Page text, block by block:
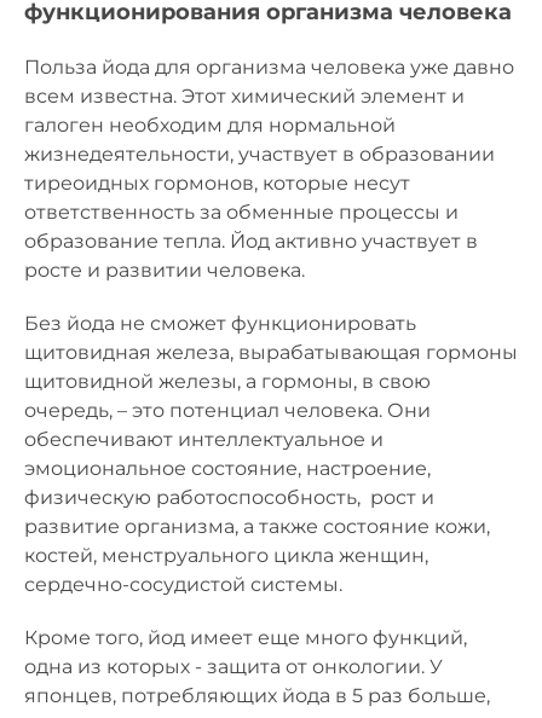
функционирования организма человека
Польза йода для организма человека уже давно
всем известна. Этот химический элемент и
галоген необходим для нормальной
жизнедеятельности, участвует в образовании
тиреоидных гормонов, которые несут
ответственность за обменные процессы и
образование тепла. Йод активно участвует в
росте и развитии человека.
Без йода не сможет функционировать
щитовидная железа, вырабатывающая гормоны
щитовидной железы, а гормоны, в свою
очередь, – это потенциал человека. Они
обеспечивают интеллектуальное и
эмоциональное состояние, настроение,
физическую работоспособность, рост и
развитие организма, а также состояние кожи,
костей, менструального цикла женщин,
сердечно-сосудистой системы.
Кроме того, йод имеет еще много функций,
одна из которых - защита от онкологии. У
японцев, потребляющих йода в 5 раз больше,